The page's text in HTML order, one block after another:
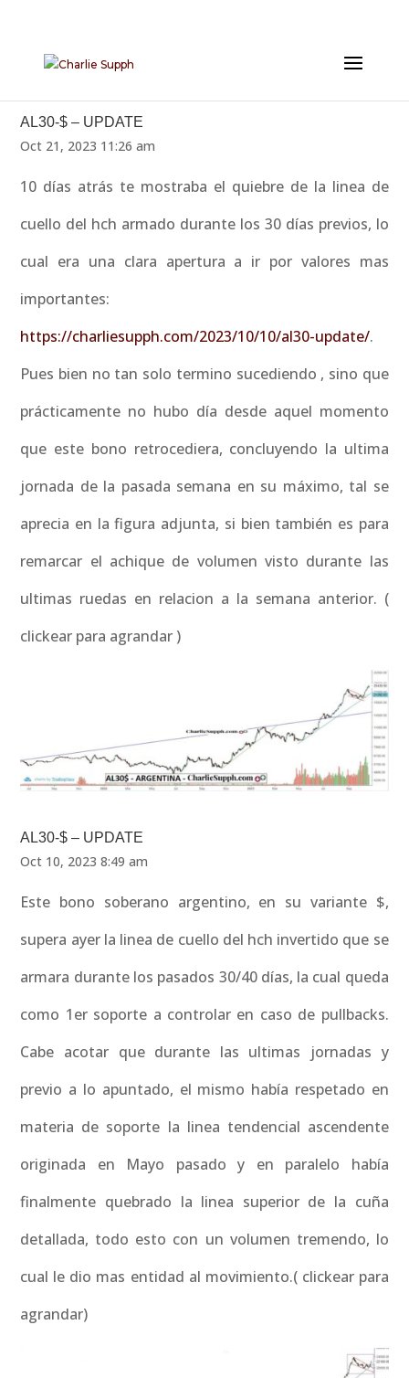
AL30-$ – UPDATE
Oct 21, 2023 11:26 am
10 días atrás te mostraba el quiebre de la linea de
cuello del hch armado durante los 30 días previos, lo
cual era una clara apertura a ir por valores mas
importantes:
https://charliesupph.com/2023/10/10/al30-update/.
Pues bien no tan solo termino sucediendo , sino que
prácticamente no hubo día desde aquel momento
que este bono retrocediera, concluyendo la ultima
jornada de la pasada semana en su máximo, tal se
aprecia en la figura adjunta, si bien también es para
remarcar el achique de volumen visto durante las
ultimas ruedas en relacion a la semana anterior. (
clickear para agrandar )
AL30-$ – UPDATE
Oct 10, 2023 8:49 am
Este bono soberano argentino, en su variante $,
supera ayer la linea de cuello del hch invertido que se
armara durante los pasados 30/40 días, la cual queda
como 1er soporte a controlar en caso de pullbacks.
Cabe acotar que durante las ultimas jornadas y
previo a lo apuntado, el mismo había respetado en
materia de soporte la linea tendencial ascendente
originada en Mayo pasado y en paralelo había
finalmente quebrado la linea superior de la cuña
detallada, todo esto con un volumen tremendo, lo
cual le dio mas entidad al movimiento.( clickear para
agrandar)